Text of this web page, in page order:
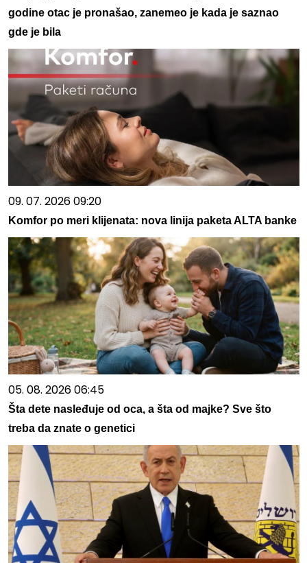
godine otac je pronašao, zanemeo je kada je saznao
gde je bila
09. 07. 2026 09:20
Komfor po meri klijenata: nova linija paketa ALTA banke
05. 08. 2026 06:45
Šta dete nasleđuje od oca, a šta od majke? Sve što
treba da znate o genetici